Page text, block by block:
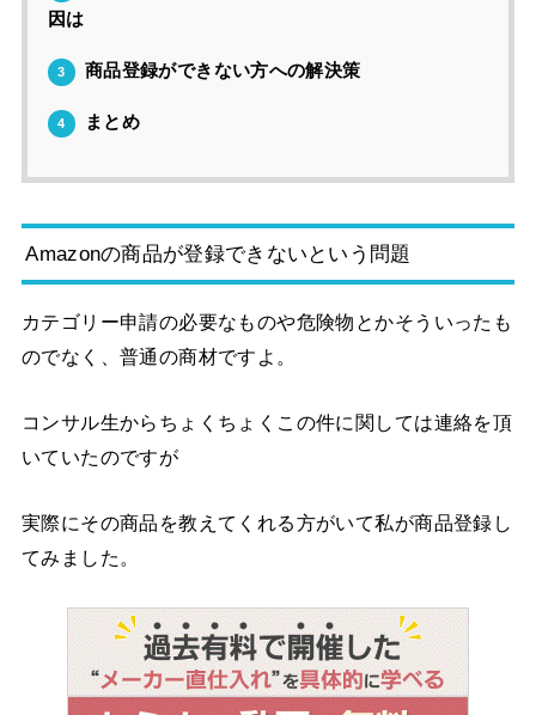
因は
3 商品登録ができない方への解決策
4 まとめ
Amazonの商品が登録できないという問題
カテゴリー申請の必要なものや危険物とかそういったも
のでなく、普通の商材ですよ。
コンサル生からちょくちょくこの件に関しては連絡を頂
いていたのですが
実際にその商品を教えてくれる方がいて私が商品登録し
てみました。